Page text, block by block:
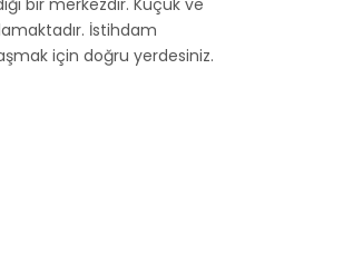
bir merkezdir. Küçük ve
İstihdam
için doğru yerdesiniz.